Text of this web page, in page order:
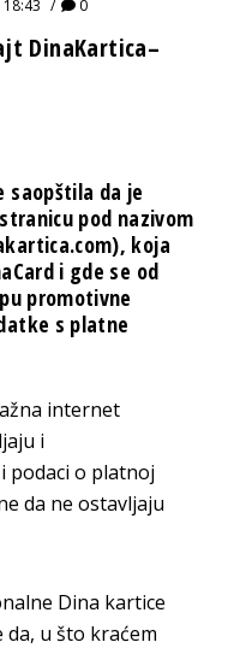
0
DinaKartica–
saopštila da je
pod nazivom
koja
i gde se od
promotivne
s platne
internet
i
podaci o platnoj
da ne ostavljaju
Dina kartice
u što kraćem